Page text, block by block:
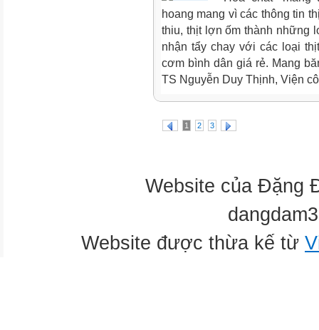
hoang mang vì các thông tin
thiu, thịt lợn ốm thành những
nhận tẩy chay với các loại
cơm bình dân giá rẻ. Mang
TS Nguyễn Duy Thịnh, Viện
1 2 3
Website của Đặng
Website được thừa kế từ